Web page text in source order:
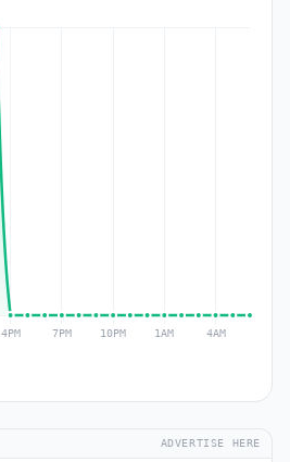
ADVERTISE HERE